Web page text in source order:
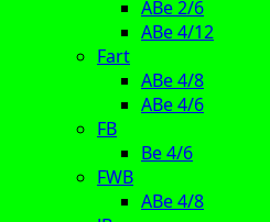
ABe 2/6
ABe 4/12
Fart
ABe 4/8
ABe 4/6
FB
Be 4/6
FWB
ABe 4/8